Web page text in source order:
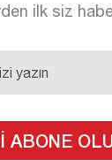
ilk siz